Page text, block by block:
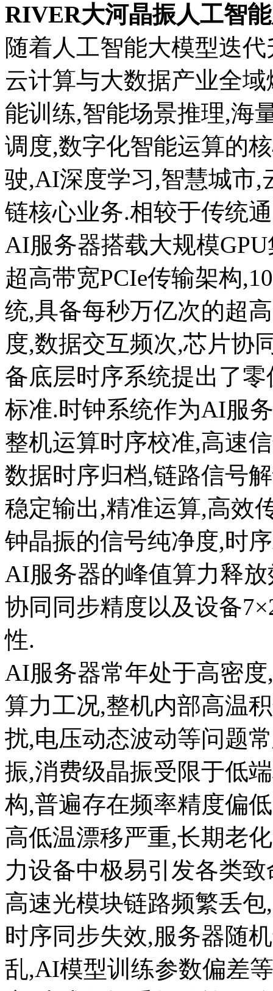
RIVER大河晶振人工智
随着人工智能大模型迭
云计算与大数据产业全
能训练,智能场景推理,海
调度,数字化智能运算的
驶,AI深度学习,智慧城市,
链核心业务.相较于传统
AI服务器搭载大规模
超高带宽PCIe传输架构
统,具备每秒万亿次的超
度,数据交互频次,芯片协
备底层时序系统提出了
标准.时钟系统作为AI服
整机运算时序校准,高速
数据时序归档,链路信号
稳定输出,精准运算,高效
钟晶振的信号纯净度,时
AI服务器的峰值算力释
协同同步精度以及设备
性.
AI服务器常年处于高密
算力工况,整机内部高温
扰,电压动态波动等问题
振,消费级晶振受限于低
构,普遍存在频率精度偏
高低温漂移严重,长期老
力设备中极易引发各类
高速光模块链路频繁丢
时序同步失效,服务器随
乱,AI模型训练参数偏差